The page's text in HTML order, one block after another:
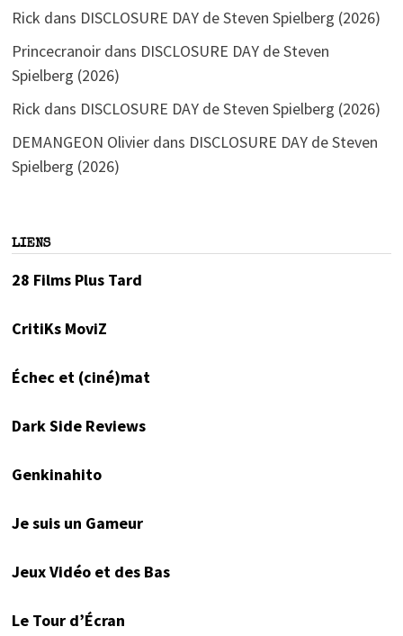
Rick dans DISCLOSURE DAY de Steven Spielberg (2026)
Princecranoirdans DISCLOSURE DAY de Steven
Spielberg (2026)
Rick dans DISCLOSURE DAY de Steven Spielberg (2026)
DEMANGEON Olivierdans DISCLOSURE DAY de Steven
Spielberg (2026)
LIENS
28 Films Plus Tard
CritiKs MoviZ
Échec et (ciné)mat
Dark Side Reviews
Genkinahito
Je suis un Gameur
Jeux Vidéo et des Bas
Le Tour d’Écran